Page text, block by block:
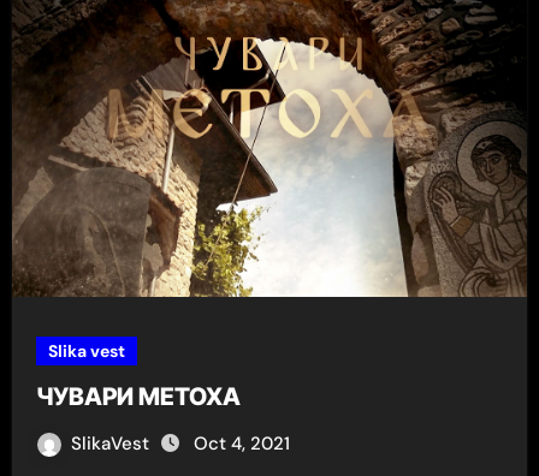
Slika vest
ЧУВАРИ МЕТОХА
SlikaVest Oct 4, 2021